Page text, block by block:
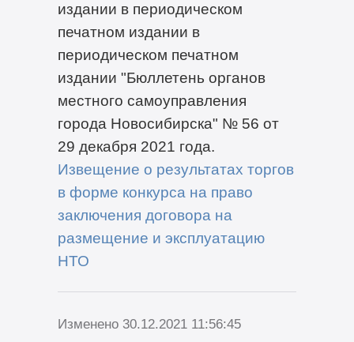
издании в периодическом
печатном издании в
периодическом печатном
издании "Бюллетень органов
местного самоуправления
города Новосибирска" № 56 от
29 декабря 2021 года.
Извещение о результатах торгов
в форме конкурса на право
заключения договора на
размещение и эксплуатацию
НТО
Изменено 30.12.2021 11:56:45